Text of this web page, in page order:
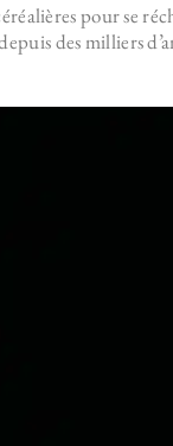
pour se
des milliers